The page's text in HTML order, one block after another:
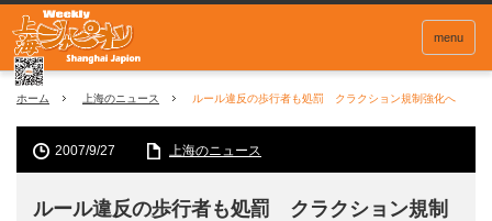
menu
ホーム 上海のニュース ルール違反の歩行者も処罰 クラクション規制強化へ
2007/9/27 上海のニュース
ルール違反の歩行者も処罰 クラクション規制